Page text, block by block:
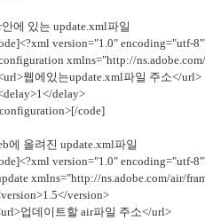
에 있는 update.xml파일
version="1.0" encoding="utf-
xmlns="http://
웹에있는update.xml파일 주소</url>
delay>
code]
에 올려진 update.xml파일
version="1.0" encoding="utf-
xmlns="http://ns.adobe.com/air/
version>
업데이트할 air파일 주소</url>